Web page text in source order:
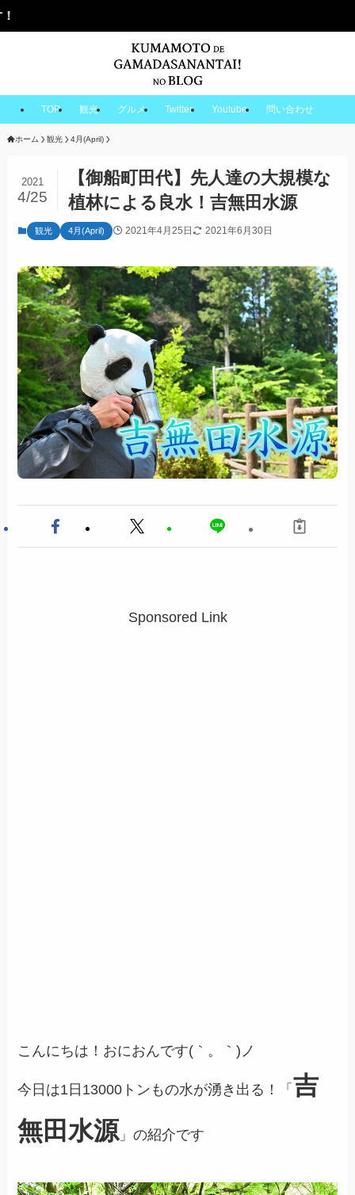
TOP 観光 グルメ Twitter Youtube 問い合わせ
ホーム 観光 4月(April)
【御船町田代】先人達の大規模な
植林による良水！吉無田水源
2021
4/25
観光 4月(April) 2021年4月25日 2021年6月30日
Sponsored Link
こんにちは！おにおんです(｀。｀)ノ
今日は1日13000トンもの水が湧き出る！「 吉
無田水源」の紹介です